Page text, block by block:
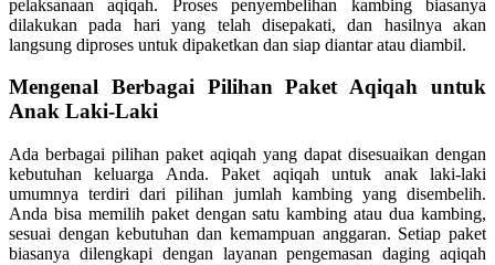
pelaksanaan aqiqah. Proses penyembelihan kambing biasanya
dilakukan pada hari yang telah disepakati, dan hasilnya akan
langsung diproses untuk dipaketkan dan siap diantar atau diambil.
Mengenal Berbagai Pilihan Paket Aqiqah untuk
Anak Laki-Laki
Ada berbagai pilihan paket aqiqah yang dapat disesuaikan dengan
kebutuhan keluarga Anda. Paket aqiqah untuk anak laki-laki
umumnya terdiri dari pilihan jumlah kambing yang disembelih.
Anda bisa memilih paket dengan satu kambing atau dua kambing,
sesuai dengan kebutuhan dan kemampuan anggaran. Setiap paket
biasanya dilengkapi dengan layanan pengemasan daging aqiqah